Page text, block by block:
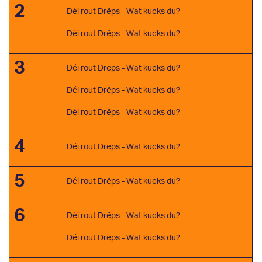
2 Déi rout Drëps - Wat kucks du?
Déi rout Drëps - Wat kucks du?
3 Déi rout Drëps - Wat kucks du?
Déi rout Drëps - Wat kucks du?
Déi rout Drëps - Wat kucks du?
4 Déi rout Drëps - Wat kucks du?
5 Déi rout Drëps - Wat kucks du?
6 Déi rout Drëps - Wat kucks du?
Déi rout Drëps - Wat kucks du?